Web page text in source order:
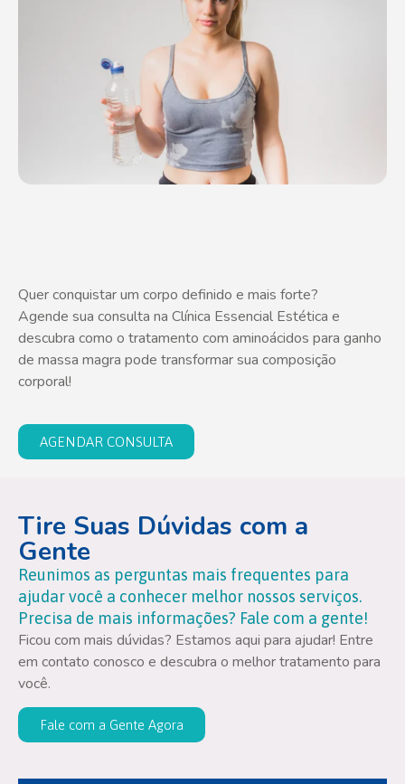
Quer conquistar um corpo definido e mais forte?
Agende sua consulta na Clínica Essencial Estética e
descubra como o tratamento com aminoácidos para ganho
de massa magra pode transformar sua composição
corporal!
AGENDAR CONSULTA
Tire Suas Dúvidas com a
Gente
Reunimos as perguntas mais frequentes para
ajudar você a conhecer melhor nossos serviços.
Precisa de mais informações? Fale com a gente!
Ficou com mais dúvidas? Estamos aqui para ajudar! Entre
em contato conosco e descubra o melhor tratamento para
você.
Fale com a Gente Agora